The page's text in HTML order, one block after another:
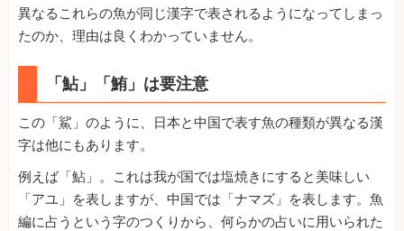
異なるこれらの魚が同じ漢字で表されるようになってしまっ
たのか、理由は良くわかっていません。
「鮎」「鮪」は要注意
この「鯊」のように、日本と中国で表す魚の種類が異なる漢
字は他にもあります。
例えば「鮎」。これは我が国では塩焼きにすると美味しい
「アユ」を表しますが、中国では「ナマズ」を表します。魚
編に占うという字のつくりから、何らかの占いに用いられた